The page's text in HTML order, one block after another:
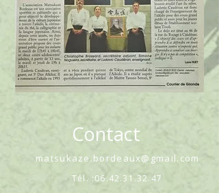
Contact
matsukaze.bordeaux@gmail.com
Tél. :06.42.31.32.47